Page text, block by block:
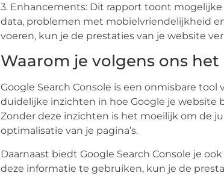
3. Enhancements: Dit rapport toont
data, problemen met mobielvriendelijkheid
voeren, kun je de prestaties van je website
Waarom je volgens ons
Google Search Console is een onmisbare
duidelijke inzichten in hoe Google je
Zonder deze inzichten is het moeilijk om de
optimalisatie van je pagina’s.
Daarnaast biedt Google Search Console je
deze informatie te gebruiken, kun je de